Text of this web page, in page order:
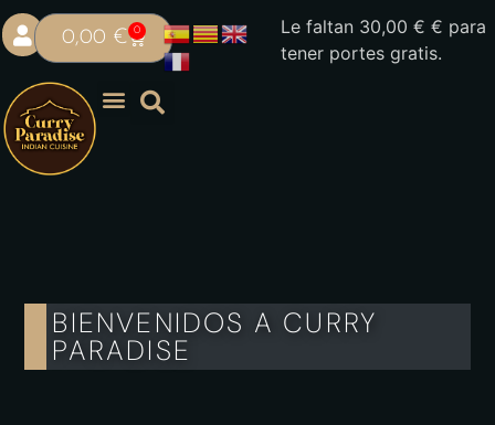
0,00 € 0 Le faltan 30,00€ € para
tener portes gratis.
BIENVENIDOS A CURRY
PARADISE